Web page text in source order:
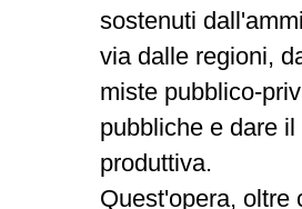
sostenuti
via dalle regioni,
miste pubblico-
pubbliche e dare
produttiva.
Quest'opera, oltre